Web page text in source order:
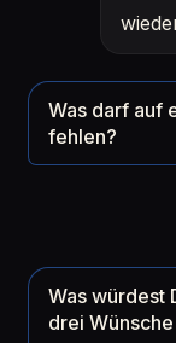
Was darf auf
fehlen?
Was würdest
drei